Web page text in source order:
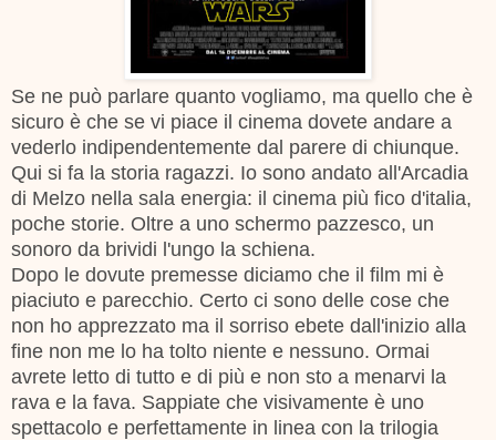
Se ne può parlare quanto vogliamo, ma quello che è
sicuro è che se vi piace il cinema dovete andare a
vederlo indipendentemente dal parere di chiunque.
Qui si fa la storia ragazzi. Io sono andato all'Arcadia
di Melzo nella sala energia: il cinema più fico d'italia,
poche storie. Oltre a uno schermo pazzesco, un
sonoro da brividi l'ungo la schiena.
Dopo le dovute premesse diciamo che il film mi è
piaciuto e parecchio. Certo ci sono delle cose che
non ho apprezzato ma il sorriso ebete dall'inizio alla
fine non me lo ha tolto niente e nessuno. Ormai
avrete letto di tutto e di più e non sto a menarvi la
rava e la fava. Sappiate che visivamente è uno
spettacolo e perfettamente in linea con la trilogia